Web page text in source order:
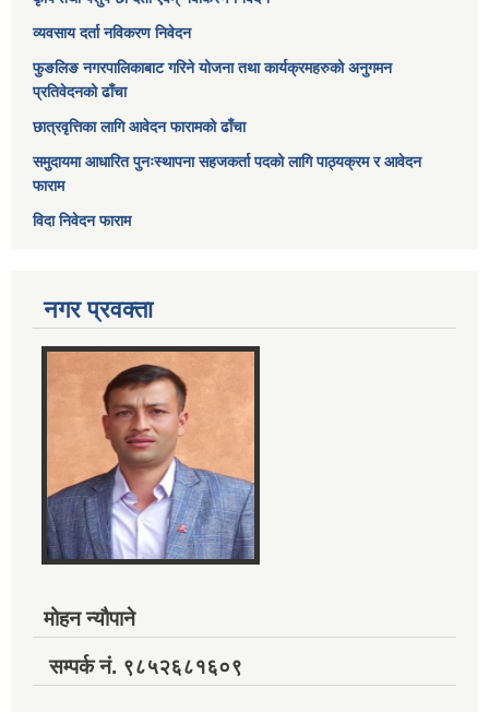
व्यवसाय दर्ता नविकरण निवेदन
फुङलिङ नगरपालिकाबाट गरिने योजना तथा कार्यक्रमहरुको अनुगमन
प्रतिवेदनको ढाँचा
छात्रवृत्तिका लागि आवेदन फारामको ढाँचा
समुदायमा आधारित पुनःस्थापना सहजकर्ता पदको लागि पाठ्यक्रम र आवेदन
फाराम
विदा निवेदन फाराम
नगर प्रवक्ता
मोहन न्यौपाने
सम्पर्क नं. ९८५२६८१६०९